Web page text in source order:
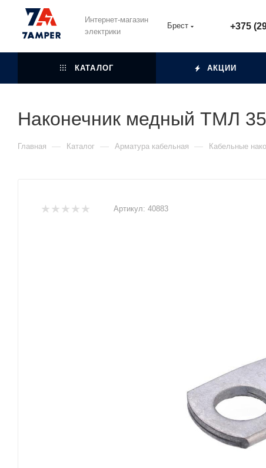
Интернет-магазин
электрики
Брест +375
КАТАЛОГ АКЦИИ
Наконечник медный ТМЛ
Главная — Каталог — Арматура кабельная — Кабельные
Артикул: 40883